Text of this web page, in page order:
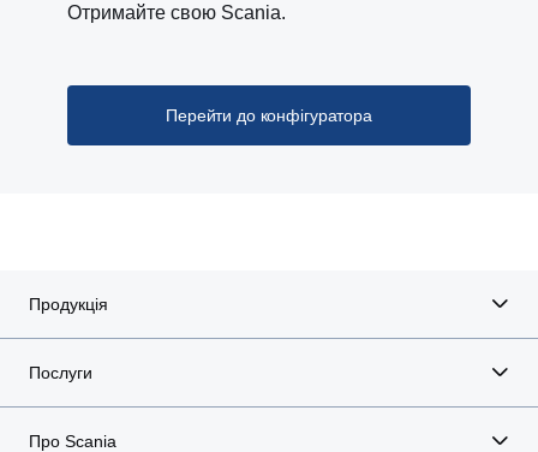
Отримайте свою Scania.
Перейти до конфігуратора
Продукція
Послуги
Про Scania